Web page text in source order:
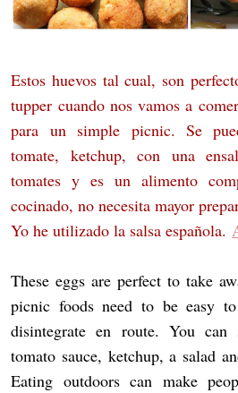
Estos huevos tal cual, son
tupper cuando nos vamos a
para un simple picnic. Se
tomate, ketchup, con una
tomates y es un alimento
cocinado, no necesita mayor
Yo he utilizado la salsa española.
These eggs are perfect to take
picnic foods need to be easy
disintegrate en route. You
tomato sauce, ketchup, a salad
Eating outdoors can make